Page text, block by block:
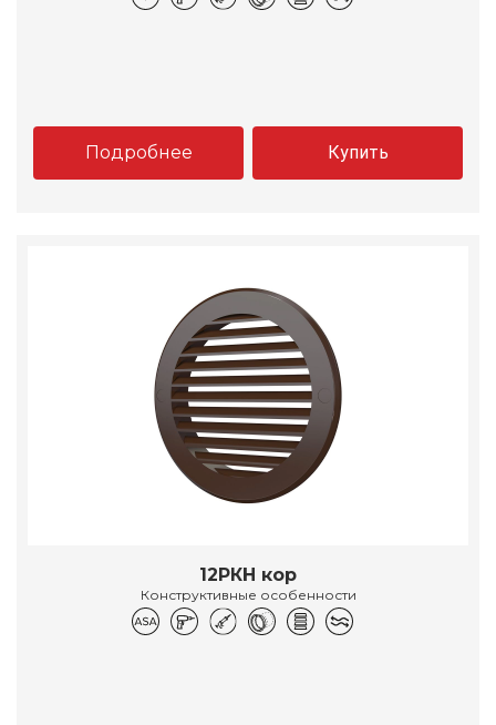
Подробнее Купить
12РКН кор
Конструктивные особенности